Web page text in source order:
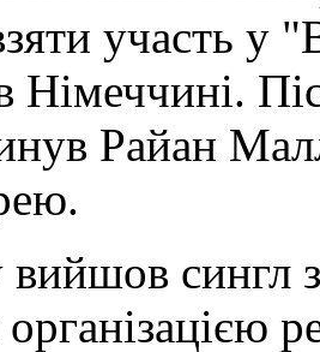
участь у
Німеччині.
Райан
сингл